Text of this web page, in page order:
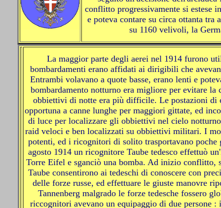
conflitto progressivamente si estese
e poteva contare su circa ottanta
su 1160 velivoli, la
La maggior parte degli aerei nel 1914 furono
bombardamenti erano affidati ai dirigibili che
Entrambi volavano a quote basse, erano lenti e
bombardamento notturno era migliore per evitare la
obbiettivi di notte era più difficile. Le postazioni di
opportuna a canne lunghe per maggiori gittate, ed
di luce per localizzare gli obbiettivi nel cielo
raid veloci e ben localizzati su obbiettivi militari. I
potenti, ed i ricognitori di solito trasportavano
agosto 1914 un ricognitore Taube tedesco effettuò
Torre Eifel e sganciò una bomba. Ad inizio
Taube consentirono ai tedeschi di conoscere con
delle forze russe, ed effettuare le giuste manovre
Tannenberg malgrado le forze tedesche fossero
riccognitori avevano un equipaggio di due persone